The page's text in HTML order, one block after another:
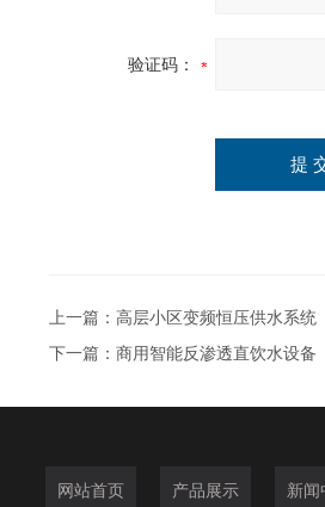
验证码：
上一篇： 高层小区变频恒压供水系统
下一篇： 商用智能反渗透直饮水设备
网站首页 产品展示 新闻